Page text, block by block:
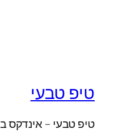
טיפ טבעי
טיפ טבעי – אינדקס